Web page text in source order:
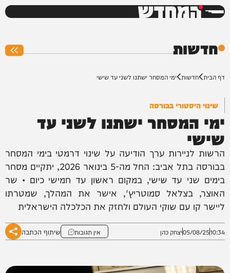
המחדש
חדשות
דף הבית חדשות ימי המסחר ישתנו לשני עד שישי
שינוי היסטורי בבורסה
ימי המסחר ישתנו לשני עד
שישי
הרשות לניירות ערך הודיעה על שינוי דרמטי בימי המסחר
בבורסה בתל אביב: החל מה-5 בינואר 2026, יתקיים מסחר
בימים שני עד שישי, במקום ראשון עד חמישי כיום • שר
האוצר, בצלאל סמוטריץ', אישר את המהלך, שמטרתו
ליישר קו עם שוקי העולם ולחזק את הכלכלה הישראלית
10:34
05/08/25יצחק כהן אין תגובות שיתוף הכתבה